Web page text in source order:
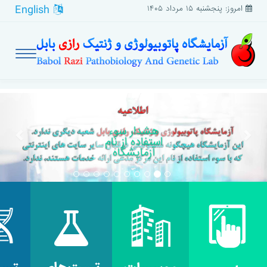
امروز: پنجشنبه ۱۵ مرداد ۱۴۰۵